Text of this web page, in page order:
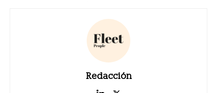
Redacción